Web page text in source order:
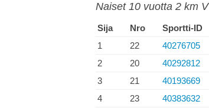
Naiset 10 vuotta 2 km V
Sija Nro Sportti-ID
1
22 40276705
2
20 40292812
3
21 40193669
4
23 40383632